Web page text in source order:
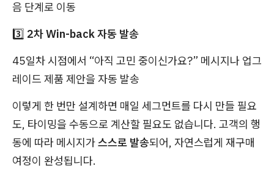
음 단계로 이동
3️⃣ 2차 Win-back 자동 발송
45일차 시점에서 “아직 고민 중이신가요?” 메시지나 업그
레이드 제품 제안을 자동 발송
이렇게 한 번만 설계하면 매일 세그먼트를 다시 만들 필요
도, 타이밍을 수동으로 계산할 필요도 없습니다. 고객의 행
동에 따라 메시지가스스로 발송되어, 자연스럽게 재구매
여정이 완성됩니다.